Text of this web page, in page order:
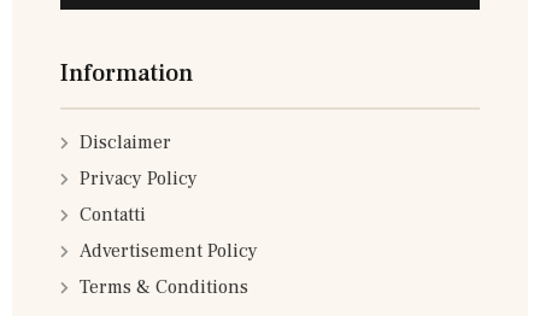
Information
Disclaimer
Privacy Policy
Contatti
Advertisement Policy
Terms & Conditions